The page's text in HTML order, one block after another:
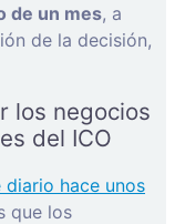
de un mes, a
de la decisión,
los negocios
del ICO
diario hace unos
que los